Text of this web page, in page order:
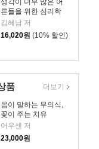
생각이 너무 많은 어
른들을 위한 심리학
김혜남 저
16,020원 (10% 할인)
품
몸이 말하는 무의식,
꽃이 주는 치유
어우센 저
23,000원
더보기